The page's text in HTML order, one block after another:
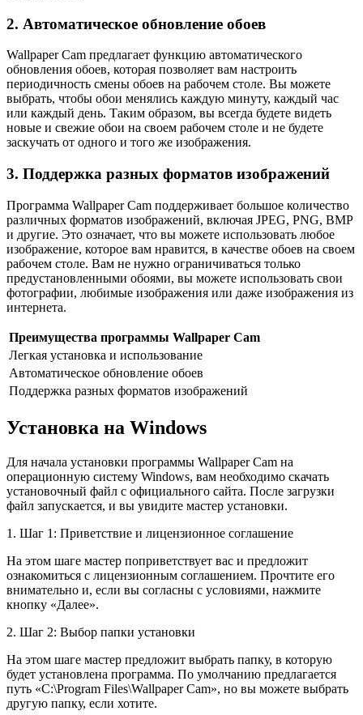
2. Автоматическое обновление обоев
Wallpaper Cam предлагает функцию автоматического
обновления обоев, которая позволяет вам настроить
периодичность смены обоев на рабочем столе. Вы можете
выбрать, чтобы обои менялись каждую минуту, каждый час
или каждый день. Таким образом, вы всегда будете видеть
новые и свежие обои на своем рабочем столе и не будете
заскучать от одного и того же изображения.
3. Поддержка разных форматов изображений
Программа Wallpaper Cam поддерживает большое количество
различных форматов изображений, включая JPEG, PNG, BMP
и другие. Это означает, что вы можете использовать любое
изображение, которое вам нравится, в качестве обоев на своем
рабочем столе. Вам не нужно ограничиваться только
предустановленными обоями, вы можете использовать свои
фотографии, любимые изображения или даже изображения из
интернета.
Преимущества программы Wallpaper Cam
Легкая установка и использование
Автоматическое обновление обоев
Поддержка разных форматов изображений
Установка на Windows
Для начала установки программы Wallpaper Cam на
операционную систему Windows, вам необходимо скачать
установочный файл с официального сайта. После загрузки
файл запускается, и вы увидите мастер установки.
1. Шаг 1: Приветствие и лицензионное соглашение
На этом шаге мастер поприветствует вас и предложит
ознакомиться с лицензионным соглашением. Прочтите его
внимательно и, если вы согласны с условиями, нажмите
кнопку «Далее».
2. Шаг 2: Выбор папки установки
На этом шаге мастер предложит выбрать папку, в которую
будет установлена программа. По умолчанию предлагается
путь «C:\Program Files\Wallpaper Cam», но вы можете выбрать
другую папку, если хотите.